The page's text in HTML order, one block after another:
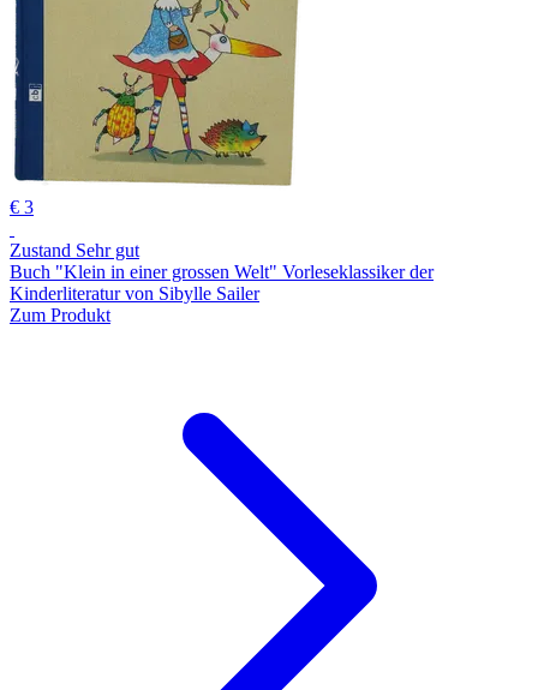
€ 3
Zustand Sehr gut
Buch "Klein in einer grossen Welt" Vorleseklassiker der
Kinderliteratur von Sibylle Sailer
Zum Produkt